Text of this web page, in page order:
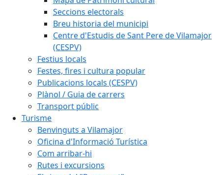
Seccions electorals
Breu historia del municipi
Centre d'Estudis de Sant Pere de Vilamajor
(CESPV)
Festius locals
Festes, fires i cultura popular
Publicacions locals (CESPV)
Plànol / Guia de carrers
Transport públic
Turisme
Benvinguts a Vilamajor
Oficina d'Informació Turística
Com arribar-hi
Rutes i excursions